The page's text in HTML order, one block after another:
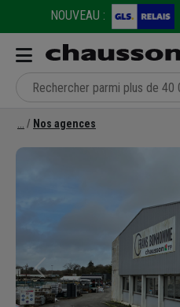
NOUVEAU :
Nos agences
Précédent